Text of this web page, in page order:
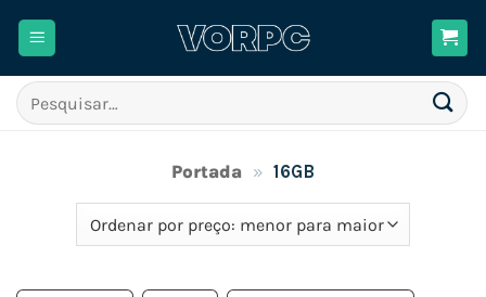
Pesquisar
por:
Portada » 16GB